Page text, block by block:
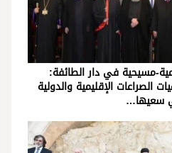
مسيحية في دار الطائفة:
الصراعات الإقليمية والدولية
سعيها…